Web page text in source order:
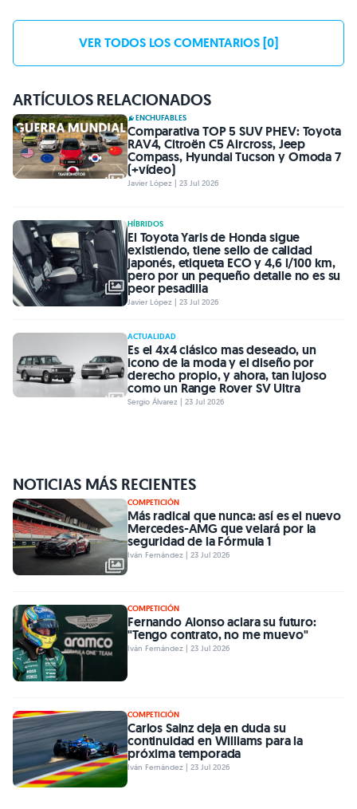
VER TODOS LOS COMENTARIOS [0]
ARTÍCULOS RELACIONADOS
ENCHUFABLES
Comparativa TOP 5 SUV PHEV: Toyota
RAV4, Citroën C5 Aircross, Jeep
Compass, Hyundai Tucson y Omoda 7
(+vídeo)
Javier López | 23 Jul 2026
HÍBRIDOS
El Toyota Yaris de Honda sigue
existiendo, tiene sello de calidad
japonés, etiqueta ECO y 4,6 l/100 km,
pero por un pequeño detalle no es su
peor pesadilla
Javier López | 23 Jul 2026
ACTUALIDAD
Es el 4x4 clásico mas deseado, un
icono de la moda y el diseño por
derecho propio, y ahora, tan lujoso
como un Range Rover SV Ultra
Sergio Álvarez | 23 Jul 2026
NOTICIAS MÁS RECIENTES
COMPETICIÓN
Más radical que nunca: así es el nuevo
Mercedes-AMG que velará por la
seguridad de la Fórmula 1
Iván Fernández | 23 Jul 2026
COMPETICIÓN
Fernando Alonso aclara su futuro:
"Tengo contrato, no me muevo"
Iván Fernández | 23 Jul 2026
COMPETICIÓN
Carlos Sainz deja en duda su
continuidad en Williams para la
próxima temporada
Iván Fernández | 23 Jul 2026